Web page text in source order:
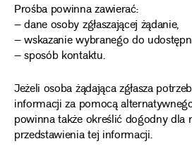
Prośba powinna zawierać:
– dane osoby zgłaszającej żądanie,
– wskazanie wybranego do
– sposób kontaktu.
Jeżeli osoba żądająca zgłasza
informacji za pomocą
powinna także określić dogodny dla
przedstawienia tej informacji.